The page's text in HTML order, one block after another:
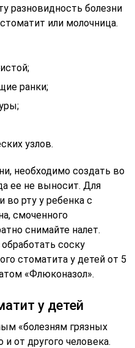
разновидность болезни
или молочница.
ранки;
узлов.
необходимо создать во
ее не выносит. Для
во рту у ребенка с
смоченного
снимайте налет.
соску
стоматита у детей от 5
«Флюконазол».
у детей
«болезням грязных
от другого человека.